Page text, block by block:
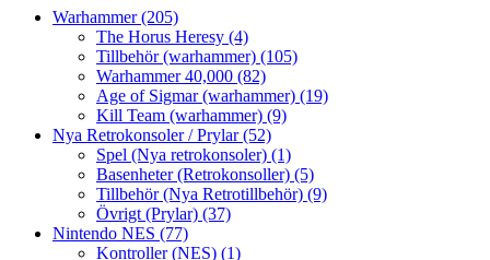
Warhammer(205)
The Horus Heresy (4)
Tillbehör (warhammer) (105)
Warhammer 40,000 (82)
Age of Sigmar (warhammer) (19)
Kill Team (warhammer) (9)
Nya Retrokonsoler / Prylar(52)
Spel (Nya retrokonsoler) (1)
Basenheter (Retrokonsoller) (5)
Tillbehör (Nya Retrotillbehör) (9)
Övrigt (Prylar) (37)
Nintendo NES (77)
Kontroller (NES) (1)